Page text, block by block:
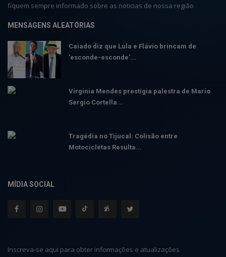
fiquem sempre informado sobre as noticias de nossa região
MENSAGENS ALEATÓRIAS
Caiado diz que Lula e Flávio brincam de
'esconde-esconde'...
Virginia Mendes prestigia palestra de Mario
Sergio Cortella...
Tragédia no Tijucal: Colisão entre
Motocicletas Resulta...
MÍDIA SOCIAL
Inscreva-se aqui para obter informações e atualizações